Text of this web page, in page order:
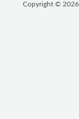
Copyright ©